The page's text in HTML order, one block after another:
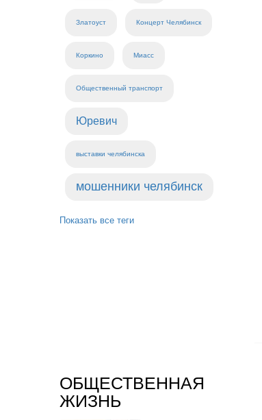
Златоуст Концерт Челябинск
Коркино Миасс
Общественный транспорт
Юревич
выставки челябинска
мошенники челябинск
Показать все теги
ОБЩЕСТВЕННАЯ
ЖИЗНЬ